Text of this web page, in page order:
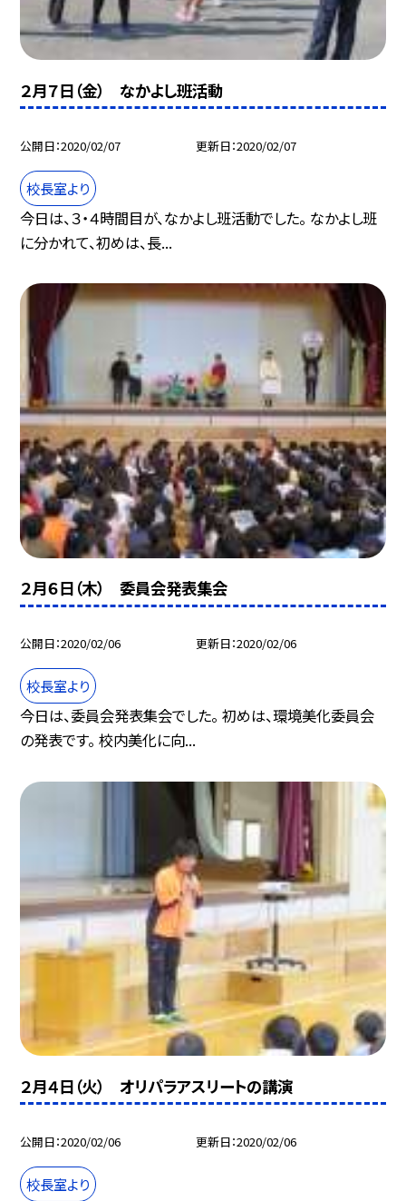
２月７日（金） なかよし班活動
公開日 2020/02/07 更新日 2020/02/07
校長室より
今日は、３・４時間目が、なかよし班活動でした。 なかよし班
に分かれて、初めは、長...
２月６日（木） 委員会発表集会
公開日 2020/02/06 更新日 2020/02/06
校長室より
今日は、委員会発表集会でした。 初めは、環境美化委員会
の発表です。 校内美化に向...
２月４日（火） オリパラアスリートの講演
公開日 2020/02/06 更新日 2020/02/06
校長室より